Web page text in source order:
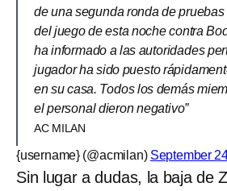
de una segunda ronda de
del juego de esta noche contra
ha informado a las autoridades
jugador ha sido puesto
en su casa. Todos los demás
el personal dieron negativo”
AC MILAN
{username} (@acmilan) September
Sin lugar a dudas, la baja de